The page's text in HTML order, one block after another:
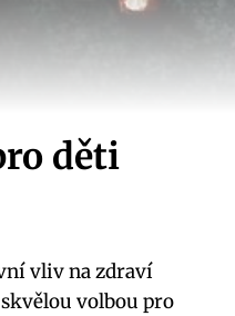
děti
vliv na zdraví
volbou pro